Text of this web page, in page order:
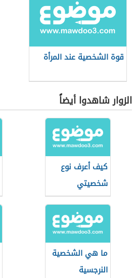
قوة الشخصية عند المرأة
الزوار شاهدوا أيضاً
كيف أعرف نوع
شخصيتي
ما هي الشخصية
النرجسية